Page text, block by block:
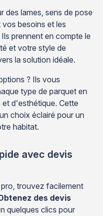
des lames, sens de pose
besoins et les
prennent en compte le
et votre style de
la solution idéale.
? Ils vous
type de parquet en
d'esthétique. Cette
choix éclairé pour un
habitat.
avec devis
trouvez facilement
des devis
quelques clics pour